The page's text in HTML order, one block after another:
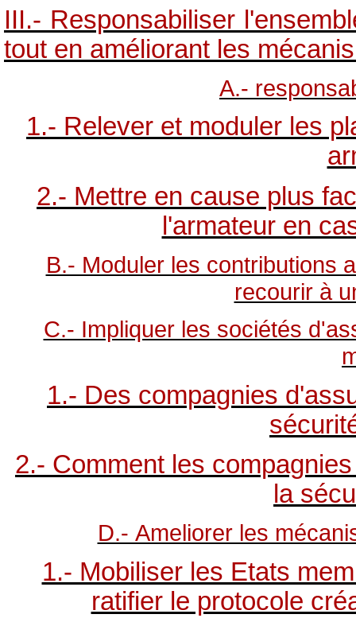
III.- Responsabiliser
tout en améliorant les
A.-
1.- Relever et moduler les
2.- Mettre en cause plus
l'armateur en
B.- Moduler les contributions
recourir à
C.- Impliquer les sociétés
1.- Des compagnies
2.- Comment les
la
D.- Ameliorer les
1.- Mobiliser les Etats
ratifier le protocole